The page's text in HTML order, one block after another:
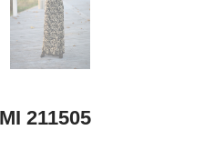
211505